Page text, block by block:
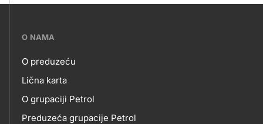
???
skupno.footer-
title???
O NAMA
O
NAMA
O preduzeću
Lična karta
O grupaciji Petrol
Preduzeća grupacije Petrol